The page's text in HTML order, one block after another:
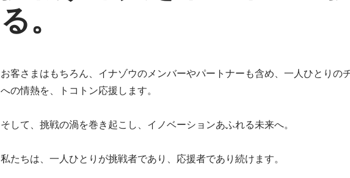
る。
お客さまはもちろん、イナゾウのメンバーやパートナーも含め、一人ひとりの
への情熱を、トコトン応援します。
そして、挑戦の渦を巻き起こし、イノベーションあふれる未来へ。
私たちは、一人ひとりが挑戦者であり、応援者であり続けます。